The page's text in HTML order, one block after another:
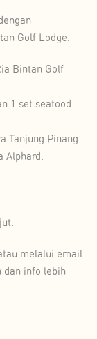
Golf Lodge.
Bintan Golf
1 set seafood
Tanjung Pinang
Alphard.
melalui email
dan info lebih